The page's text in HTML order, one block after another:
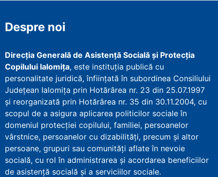
Despre noi
Direcţia Generală de Asistenţă Socială şi Protecţia
Copilului Ialomița, este instituţia publică cu
personalitate juridică, înfiinţată în subordinea Consiliului
Județean Ialomița prin Hotărârea nr. 23 din 25.07.1997
şi reorganizată prin Hotărârea nr. 35 din 30.11.2004, cu
scopul de a asigura aplicarea politicilor sociale în
domeniul protecţiei copilului, familiei, persoanelor
vârstnice, persoanelor cu dizabilităţi, precum şi altor
persoane, grupuri sau comunităţi aflate în nevoie
socială, cu rol în administrarea şi acordarea beneficiilor
de asistenţă socială şi a serviciilor sociale.